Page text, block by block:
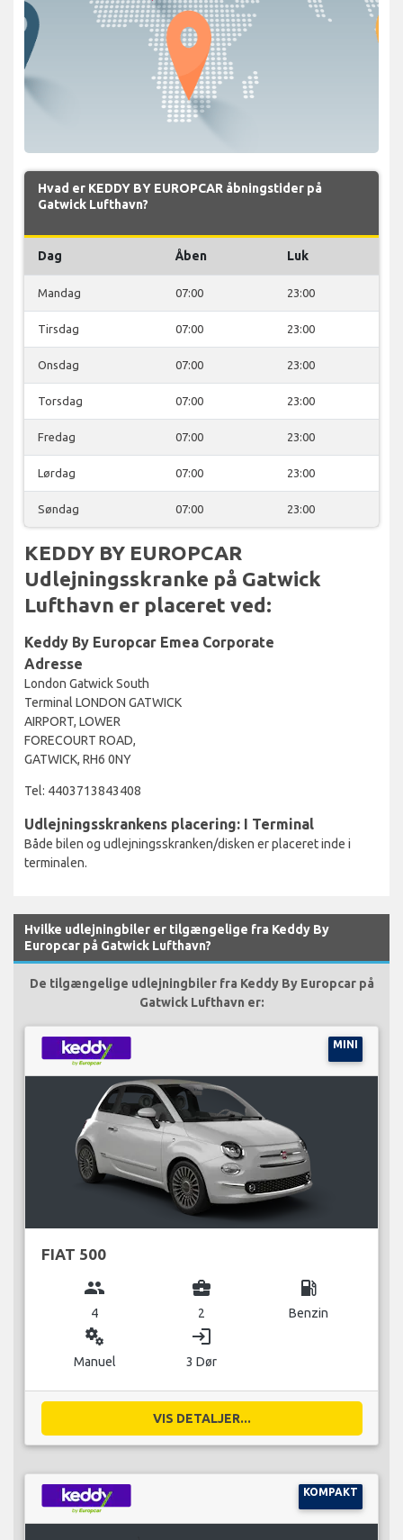
Hvad er KEDDY BY EUROPCAR åbningstider på
Gatwick Lufthavn?
Dag Åben Luk
Mandag 07:00 23:00
Tirsdag 07:00 23:00
Onsdag 07:00 23:00
Torsdag 07:00 23:00
Fredag 07:00 23:00
Lørdag 07:00 23:00
Søndag 07:00 23:00
KEDDY BY EUROPCAR
Udlejningsskranke på Gatwick
Lufthavn er placeret ved:
Keddy By Europcar Emea Corporate
Adresse
London Gatwick South
Terminal LONDON GATWICK
AIRPORT, LOWER
FORECOURT ROAD,
GATWICK, RH6 0NY
Tel: 4403713843408
Udlejningsskrankens placering: I Terminal
Både bilen og udlejningsskranken/disken er placeret inde i
terminalen.
Hvilke udlejningbiler er tilgængelige fra Keddy By
Europcar på Gatwick Lufthavn?
De tilgængelige udlejningbiler fra Keddy By Europcar på
Gatwick Lufthavn er:
MINI
FIAT 500
group
4
business_center
2
local_gas_station
Benzin
miscellaneous_services
Manuel
login
3 Dør
VIS DETALJER...
KOMPAKT